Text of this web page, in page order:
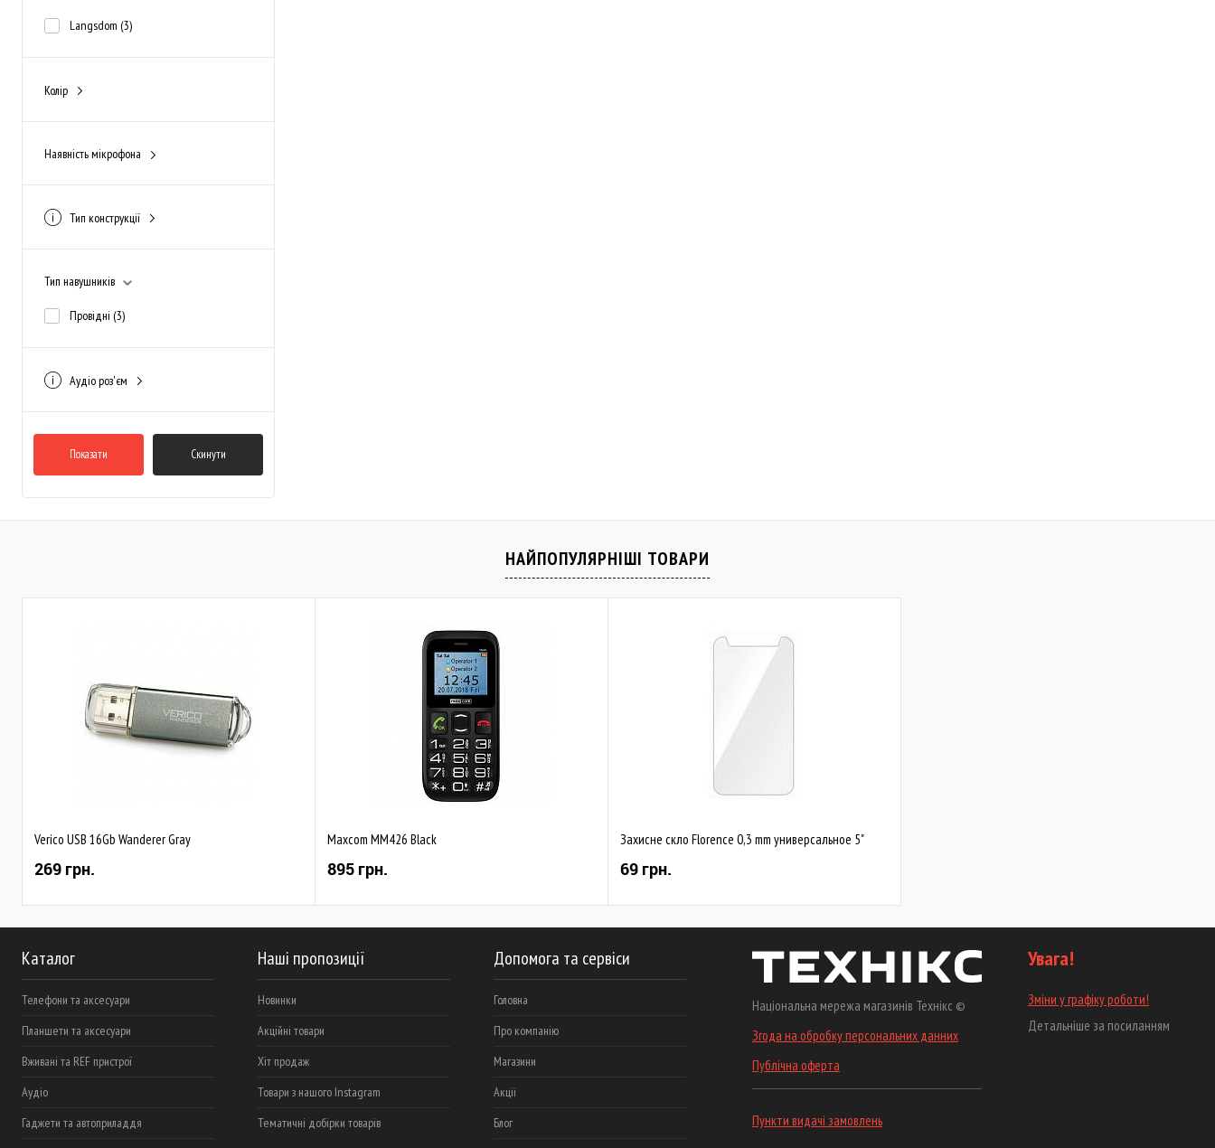
Langsdom (3)
Колір
Наявність мікрофона
Тип конструкції
Тип навушників
Провідні (3)
Аудіо роз'єм
Показати Скинути
НАЙПОПУЛЯРНІШІ ТОВАРИ
Verico USB 16Gb Wanderer Gray
269 грн.
Maxcom MM426 Black
895 грн.
Захисне скло Florence 0,3 mm универсальное 5"
69 грн.
Каталог
Телефони та аксесуари
Планшети та аксесуари
Вживані та REF пристрої
Аудіо
Гаджети та автоприладдя
Наші пропозиції
Новинки
Акційні товари
Хіт продаж
Товари з нашого Instagram
Тематичні добірки товарів
Допомога та сервіси
Головна
Про компанію
Магазини
Акціі
Блог
Національна мережа магазинів Технікс ©
Згода на обробку персональних данних
Публічна оферта
Пункти видачі замовлень
Увага!
Зміни у графіку роботи!
Детальніше за посиланням